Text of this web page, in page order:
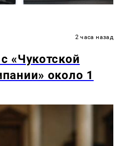
2 часа назад
«Чукотской
около 1